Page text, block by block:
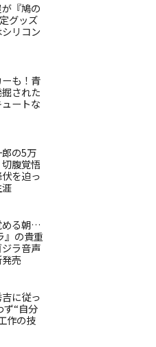
『鳩の
グッズ
リコン
も！青
された
ートな
郎の5万
腹覚悟
を迫っ
める朝…
』の貴重
ラ音声
売
に従っ
ず“自分
作の技